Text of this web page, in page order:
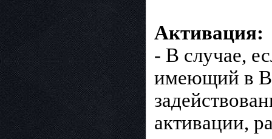
Активация:
- В случае,
имеющий в
активации,